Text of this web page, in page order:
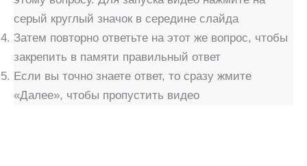
серый круглый значок в середине слайда
Затем повторно ответьте на этот же вопрос, чтобы
закрепить в памяти правильный ответ
Если вы точно знаете ответ, то сразу жмите
«Далее», чтобы пропустить видео